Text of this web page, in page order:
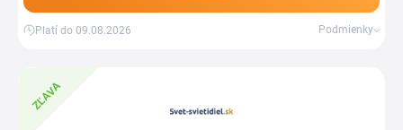
Platí do 09.08.2026 Podmienky
ZĽAVA